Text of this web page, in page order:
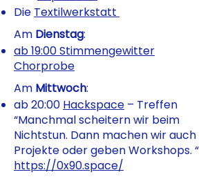
Die Textilwerkstatt
Am Dienstag:
ab 19:00 Stimmengewitter
Chorprobe
Am Mittwoch:
ab 20:00 Hackspace – Treffen
“Manchmal scheitern wir beim
Nichtstun. Dann machen wir auch
Projekte oder geben Workshops. “
https://0x90.space/